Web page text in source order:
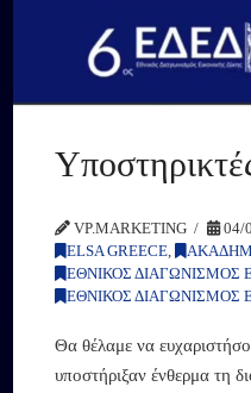
VP.MARKETING
04/
ELSA GREECE,
ΕΘΝΙΚΟΣ ΔΙΑΓΩΝΙΣΜΟΣ
ΕΘΝΙΚΟΣ ΔΙΑΓΩΝΙΣΜΟΣ
Θα θέλαμε να
υποστήριξαν ένθερμα τη